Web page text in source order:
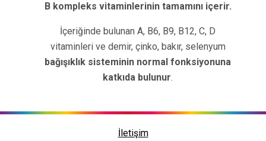
B kompleks vitaminlerinin tamamını içerir.
İçeriğinde bulunan A, B6, B9, B12, C, D
vitaminleri ve demir, çinko, bakır, selenyum
bağışıklık sisteminin normal fonksiyonuna
katkıda bulunur.
İletişim